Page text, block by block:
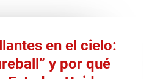
en el cielo:
y por qué